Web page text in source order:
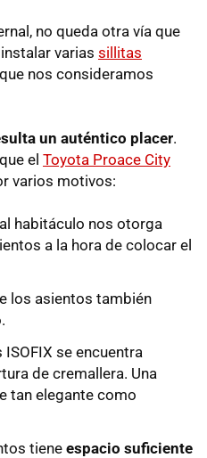
no queda otra vía que
varias sillitas
nos consideramos
un auténtico placer.
el Toyota Proace City
varios motivos:
habitáculo nos otorga
a la hora de colocar el
los asientos también
se encuentra
de cremallera. Una
tan elegante como
tiene espacio suficiente